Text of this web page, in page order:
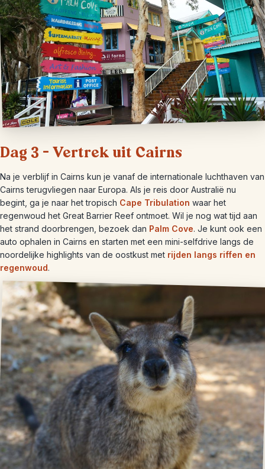
Dag 3 – Vertrek uit Cairns
Na je verblijf in Cairns kun je vanaf de internationale luchthaven van
Cairns terugvliegen naar Europa. Als je reis door Australië nu
begint, ga je naar het tropisch Cape Tribulation waar het
regenwoud het Great Barrier Reef ontmoet. Wil je nog wat tijd aan
het strand doorbrengen, bezoek dan Palm Cove. Je kunt ook een
auto ophalen in Cairns en starten met een mini-selfdrive langs de
noordelijke highlights van de oostkust met rijden langs riffen en
regenwoud.